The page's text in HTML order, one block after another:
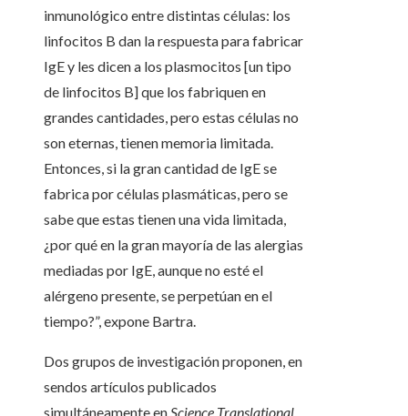
inmunológico entre distintas células: los
linfocitos B dan la respuesta para fabricar
IgE y les dicen a los plasmocitos [un tipo
de linfocitos B] que los fabriquen en
grandes cantidades, pero estas células no
son eternas, tienen memoria limitada.
Entonces, si la gran cantidad de IgE se
fabrica por células plasmáticas, pero se
sabe que estas tienen una vida limitada,
¿por qué en la gran mayoría de las alergias
mediadas por IgE, aunque no esté el
alérgeno presente, se perpetúan en el
tiempo?”, expone Bartra.
Dos grupos de investigación proponen, en
sendos artículos publicados
simultáneamente en Science Translational